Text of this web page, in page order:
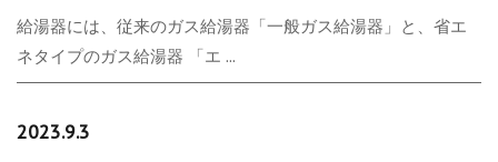
給湯器には、従来のガス給湯器「一般ガス給湯器」と、省エ
ネタイプのガス給湯器 「エ ...
2023.9.3